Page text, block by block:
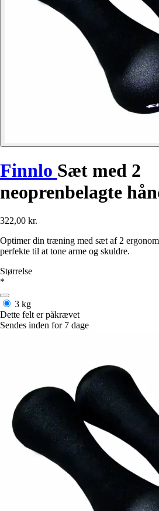
Finnlo Sæt med 2
neoprenbelagte
322,00 kr.
Optimer din træning med sæt af 2
perfekte til at tone arme og skuldre.
Størrelse
*
3 kg
Dette felt er påkrævet
Sendes inden for 7 dage